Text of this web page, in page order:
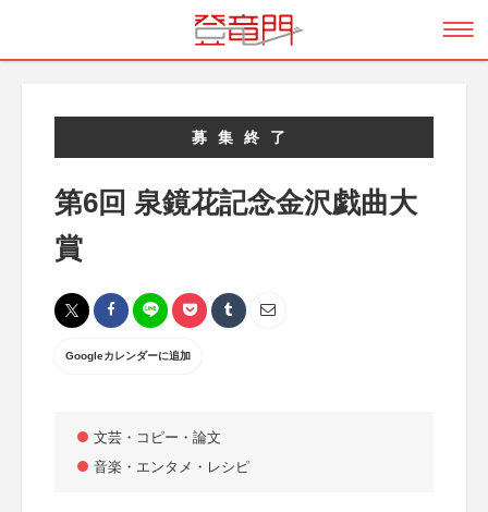
募集終了
第6回 泉鏡花記念金沢戯曲大
賞
Googleカレンダーに追加
文芸・コピー・論文
音楽・エンタメ・レシピ